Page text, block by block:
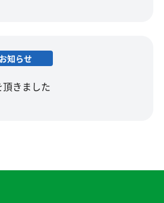
お知らせ
きました